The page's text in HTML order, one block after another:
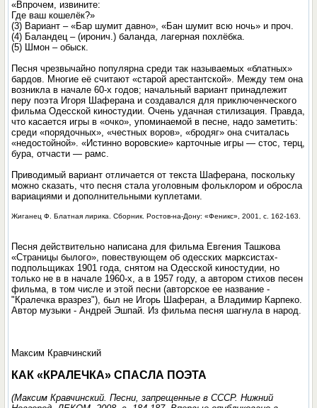
«Впрочем, извините:
Где ваш кошелёк?»
(3) Вариант – «Бар шумит давно», «Бан шумит всю ночь» и проч.
(4) Баландец – (иронич.) баланда, лагерная похлёбка.
(5) Шмон – обыск.
Песня чрезвычайно популярна среди так называемых «блатных»
бардов. Многие её считают «старой арестантской». Между тем она
возникла в начале 60-х годов; начальный вариант принадлежит
перу поэта Игоря Шаферана и создавался для приключенческого
фильма Одесской киностудии. Очень удачная стилизация. Правда,
что касается игры в «очко», упоминаемой в песне, надо заметить:
среди «порядочных», «честных воров», «бродяг» она считалась
«недостойной». «Истинно воровские» карточные игры — стос, терц,
бура, отчасти — рамс.
Приводимый вариант отличается от текста Шаферана, поскольку
можно сказать, что песня стала уголовным фольклором и обросла
вариациями и дополнительными куплетами.
Жиганец Ф. Блатная лирика. Сборник. Ростов-на-Дону: «Феникс», 2001, с. 162-163.
Песня действительно написана для фильма Евгения Ташкова
«Страницы былого», повествующем об одесских марксистах-
подпольщиках 1901 года, снятом на Одесской киностудии, но
только не в в начале 1960-х, а в 1957 году, а автором стихов песен
фильма, в том числе и этой песни (авторское ее название -
"Кралечка вразрез"), был не Игорь Шаферан, а Владимир Карпеко.
Автор музыки - Андрей Эшпай. Из фильма песня шагнула в народ.
Максим Кравчинский
КАК «КРАЛЕЧКА» СПАСЛА ПОЭТА
(Максим Кравчинский. Песни, запрещенные в СССР. Нижний